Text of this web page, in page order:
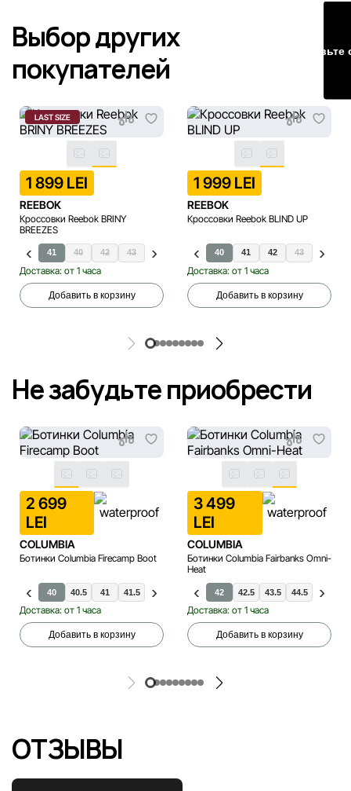
информацию на сайте, чтобы своевременно выявлять и
исправлять возможные ошибки в кратчайшие разумные
сроки.
Выбор других
покупателей
LAST SIZE
1 899 LEI
REEBOK
Кроссовки Reebok BRINY
BREEZES
41 40 42 43 44
Доставка: от 1 часа
Добавить в корзину
1 999 LEI
REEBOK
Кроссовки Reebok BLIND UP
40 41 42 43 44
Доставка: от 1 часа
Добавить в корзину
Не забудьте приобрести
2 699
LEI
COLUMBIA
Ботинки Columbia Firecamp Boot
40 40.5 41 41.5 42 36 37 37.5 38 39
Доставка: от 1 часа
Добавить в корзину
3 499
LEI
COLUMBIA
Ботинки Columbia Fairbanks Omni-
Heat
40 40.5 41.5 42 42.5 43.5 44.5 46
Доставка: от 1 часа
Добавить в корзину
ОТЗЫВЫ
Оставьте